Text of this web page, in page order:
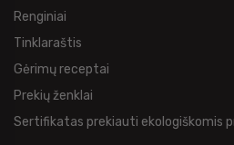
Renginiai
Tinklaraštis
Gėrimų receptai
Prekių ženklai
Sertifikatas prekiauti ekologiškomis